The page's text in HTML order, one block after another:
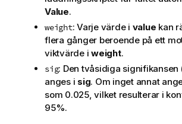
Value.
weight: Varje värde i value kan
flera gånger beroende på ett
viktvärde i weight.
sig: Den tvåsidiga signifikansen
anges i sig. Om inget annat
som 0.025, vilket resulterar i
95%.